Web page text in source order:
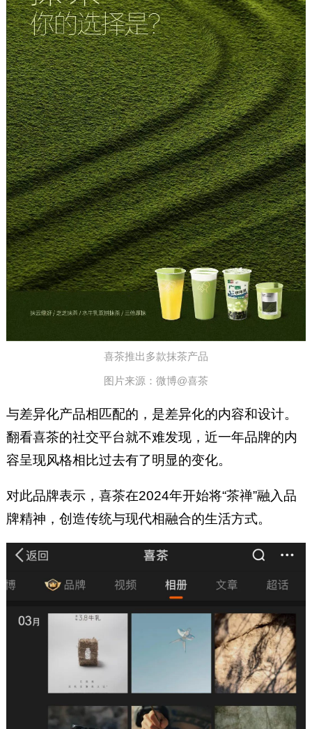
喜茶推出多款抹茶产品
图片来源：微博@喜茶
与差异化产品相匹配的，是差异化的内容和设计。
翻看喜茶的社交平台就不难发现，近一年品牌的内
容呈现风格相比过去有了明显的变化。
对此品牌表示，喜茶在2024年开始将“茶禅”融入品
牌精神，创造传统与现代相融合的生活方式。